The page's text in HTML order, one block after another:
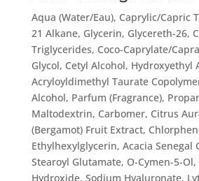
Aqua (Water/Eau), Caprylic/Capric
21 Alkane, Glycerin, Glycereth-26,
Triglycerides, Coco-Caprylate/
Glycol, Cetyl Alcohol, Hydroxyethyl
Acryloyldimethyl Taurate
Alcohol, Parfum (Fragrance),
Maltodextrin, Carbomer, Citrus
(Bergamot) Fruit Extract,
Ethylhexylglycerin, Acacia Senegal
Stearoyl Glutamate, O-Cymen-5-Ol,
Hydroxide, Sodium Hyaluronate,